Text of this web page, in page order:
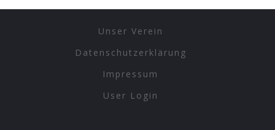
Unser Verein
Datenschutzerklärung
Impressum
User Login